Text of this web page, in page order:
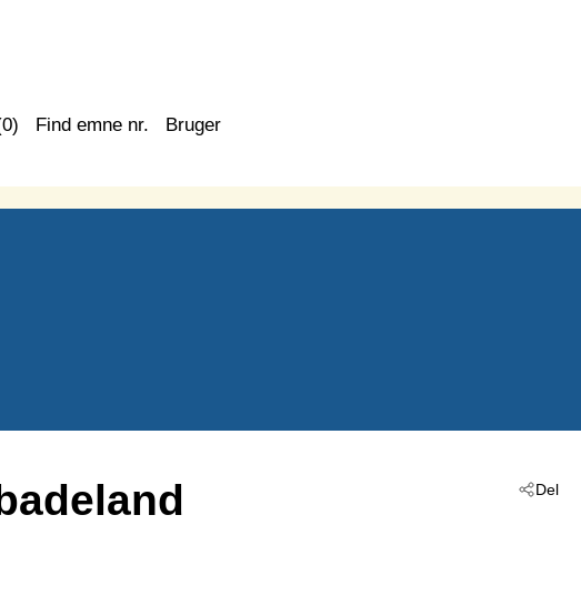
0) Find emne nr. Bruger
Del